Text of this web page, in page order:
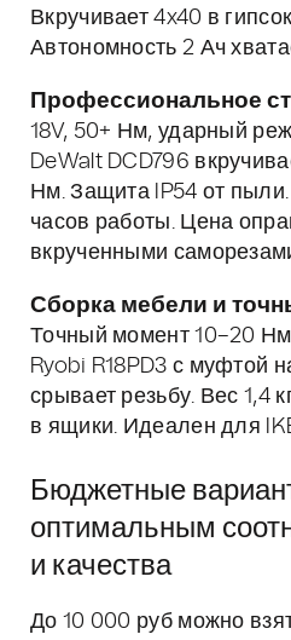
Вкручивает 4x40 в
Автономность 2 Ач
Профессиональное
18V, 50+ Нм, ударный
DeWalt DCD796
Нм. Защита IP54 от
часов работы. Цена
вкрученными
Сборка мебели и
Точный момент 10–20
Ryobi R18PD3 с муфтой
срывает резьбу. Вес 1,4
в ящики. Идеален для
Бюджетные
оптимальным
и качества
До 10 000 руб можно